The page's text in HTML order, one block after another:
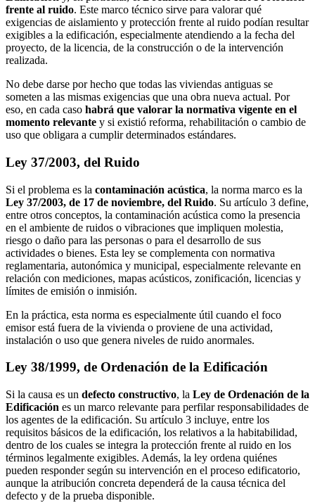
frente al ruido. Este marco técnico sirve para valorar qué
exigencias de aislamiento y protección frente al ruido podían resultar
exigibles a la edificación, especialmente atendiendo a la fecha del
proyecto, de la licencia, de la construcción o de la intervención
realizada.
No debe darse por hecho que todas las viviendas antiguas se
someten a las mismas exigencias que una obra nueva actual. Por
eso, en cada caso habrá que valorar la normativa vigente en el
momento relevante y si existió reforma, rehabilitación o cambio de
uso que obligara a cumplir determinados estándares.
Ley 37/2003, del Ruido
Si el problema es la contaminación acústica, la norma marco es la
Ley 37/2003, de 17 de noviembre, del Ruido. Su artículo 3 define,
entre otros conceptos, la contaminación acústica como la presencia
en el ambiente de ruidos o vibraciones que impliquen molestia,
riesgo o daño para las personas o para el desarrollo de sus
actividades o bienes. Esta ley se complementa con normativa
reglamentaria, autonómica y municipal, especialmente relevante en
relación con mediciones, mapas acústicos, zonificación, licencias y
límites de emisión o inmisión.
En la práctica, esta norma es especialmente útil cuando el foco
emisor está fuera de la vivienda o proviene de una actividad,
instalación o uso que genera niveles de ruido anormales.
Ley 38/1999, de Ordenación de la Edificación
Si la causa es un defecto constructivo, la Ley de Ordenación de la
Edificación es un marco relevante para perfilar responsabilidades de
los agentes de la edificación. Su artículo 3 incluye, entre los
requisitos básicos de la edificación, los relativos a la habitabilidad,
dentro de los cuales se integra la protección frente al ruido en los
términos legalmente exigibles. Además, la ley ordena quiénes
pueden responder según su intervención en el proceso edificatorio,
aunque la atribución concreta dependerá de la causa técnica del
defecto y de la prueba disponible.